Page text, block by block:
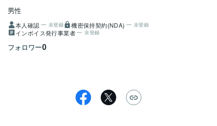
男性
本人確認 未登録 機密保持契約(NDA) 未登録
インボイス発行事業者 未登録
フォロワー0